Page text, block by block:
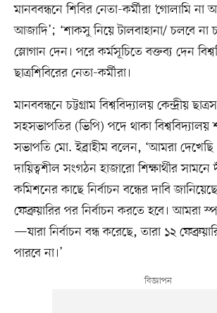
মানববন্ধনে শিবির নেতা-কর্মীরা ‘গোলামি
আজাদি’; ‘শাকসু নিয়ে টালবাহানা/ চলবে না
স্লোগান দেন। পরে কর্মসূচিতে বক্তব্য দেন
ছাত্রশিবিরের নেতা-কর্মীরা।
মানববন্ধনে চট্টগ্রাম বিশ্ববিদ্যালয় কেন্দ্রীয়
সহসভাপতির (ভিপি) পদে থাকা বিশ্ববিদ্যালয়
সভাপতি মো. ইব্রাহীম বলেন, ‘আমরা
দায়িত্বশীল সংগঠন হাজারো শিক্ষার্থীর সামনে
কমিশনের কাছে নির্বাচন বন্ধের দাবি
ফেব্রুয়ারির পর নির্বাচন করতে হবে। আমরা
—যারা নির্বাচন বন্ধ করেছে, তারা ১২
পারবে না।’